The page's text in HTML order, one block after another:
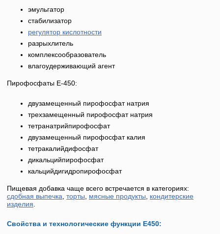
эмульгатор
стабилизатор
регулятор кислотности
разрыхлитель
комплексообразователь
влагоудерживающий агент
Пирофосфаты Е-450:
двузамещенный пирофосфат натрия
трехзамещенный пирофосфат натрия
тетранатрийпирофосфат
двузамещенный пирофосфат калия
тетракалийдифосфат
дикальцийпирофосфат
кальцийдигидропирофосфат
Пищевая добавка чаще всего встречается в категориях:
сдобная выпечка торты мясные продукты
кондитерские
изделия
Свойства и технологические функции Е450: